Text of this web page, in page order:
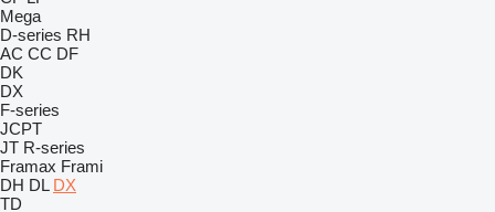
Mega
D-series RH
AC CC DF
DK
DX
F-series
JCPT
JT R-series
Framax Frami
DH DL DX
TD